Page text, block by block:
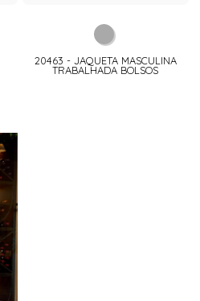
20463 - JAQUETA MASCULINA
TRABALHADA BOLSOS